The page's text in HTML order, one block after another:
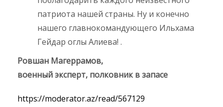
патриота нашей страны. Ну и конечно
нашего главнокомандующего Ильхама
Гейдар оглы Алиева! .
Ровшан Магеррамов,
военный эксперт, полковник в запасе
https://moderator.az/read/567129